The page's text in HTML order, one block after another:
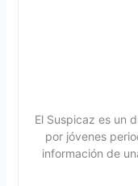
El Suspicaz es un
por jóvenes
información de